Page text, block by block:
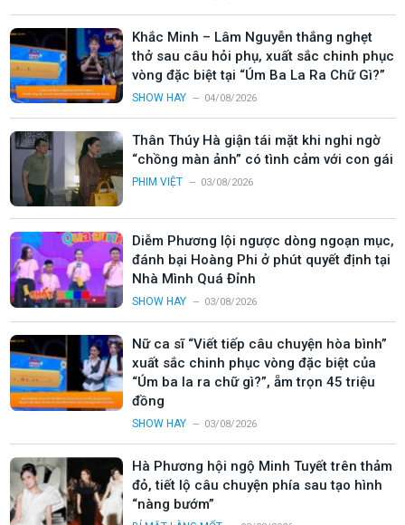
Khắc Minh – Lâm Nguyễn thắng nghẹt
thở sau câu hỏi phụ, xuất sắc chinh phục
vòng đặc biệt tại “Úm Ba La Ra Chữ Gì?”
SHOW HAY 04/08/2026
Thân Thúy Hà giận tái mặt khi nghi ngờ
“chồng màn ảnh” có tình cảm với con gái
PHIM VIỆT 03/08/2026
Diễm Phương lội ngược dòng ngoạn mục,
đánh bại Hoàng Phi ở phút quyết định tại
Nhà Mình Quá Đỉnh
SHOW HAY 03/08/2026
Nữ ca sĩ “Viết tiếp câu chuyện hòa bình”
xuất sắc chinh phục vòng đặc biệt của
“Úm ba la ra chữ gì?”, ẵm trọn 45 triệu
đồng
SHOW HAY 03/08/2026
Hà Phương hội ngộ Minh Tuyết trên thảm
đỏ, tiết lộ câu chuyện phía sau tạo hình
“nàng bướm”